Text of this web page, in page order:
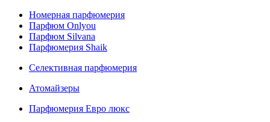
Номерная парфюмерия
Парфюм Onlyou
Парфюм Silvana
Парфюмерия Shaik
Селективная парфюмерия
Атомайзеры
Парфюмерия Евро люкс